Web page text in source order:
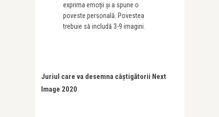
exprima emoții și a spune o
poveste personală. Povestea
trebuie să includă 3-9 imagini.
Juriul care va desemna câștigătorii Next
Image 2020